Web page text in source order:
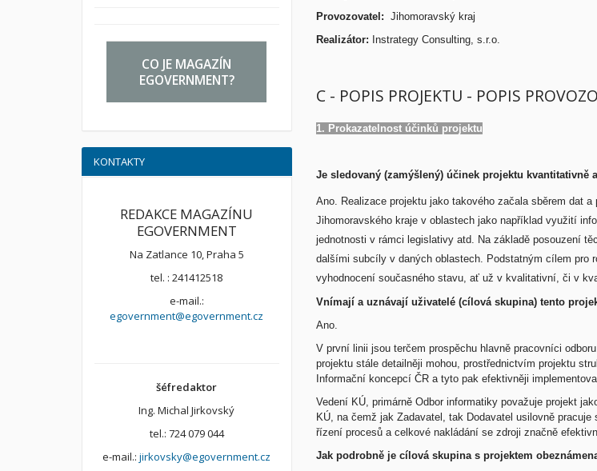
Provozovatel: Jihomoravský kraj
Realizátor: Instrategy Consulting, s.r.o.
C - POPIS PROJEKTU - POPIS
1. Prokazatelnost účinků projektu
Je sledovaný (zamýšlený) účinek projektu kvantitativně
Ano. Realizace projektu jako takového začala sběrem dat
Jihomoravského kraje v oblastech jako například využití
jednotnosti v rámci legislativy atd. Na základě posouzení
dalšími subcíly v daných oblastech. Podstatným cílem pro
vyhodnocení současného stavu, ať už v kvalitativní, či v
Vnímají a uznávají uživatelé (cílová skupina) tento
Ano.
V první linii jsou terčem prospěchu hlavně pracovníci
projektu stále detailněji mohou, prostřednictvím projektu
Informační koncepcí ČR a tyto pak efektivněji
Vedení KÚ, primárně Odbor informatiky považuje projekt
KÚ, na čemž jak Zadavatel, tak Dodavatel usilovně
řízení procesů a celkové nakládání se zdroji značně
Jak podrobně je cílová skupina s projektem
CO JE MAGAZÍN
EGOVERNMENT?
KONTAKTY
REDAKCE MAGAZÍNU
EGOVERNMENT
Na Zatlance 10, Praha 5
tel. : 241412518
e-mail.:
egovernment@egovernment.cz
šéfredaktor
Ing. Michal Jirkovský
tel.: 724 079 044
e-mail.:jirkovsky@egovernment.cz